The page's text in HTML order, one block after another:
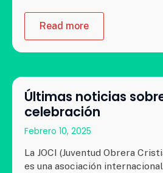
Read more
Últimas noticias
celebración
Febrero 10, 2025
La JOCI (Juventud Obrera
es una asociación